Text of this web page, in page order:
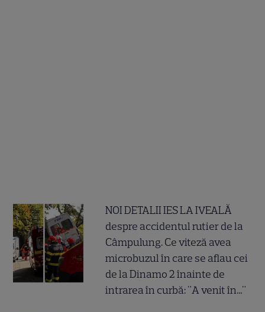
NOI DETALII IES LA IVEALĂ
despre accidentul rutier de la
Câmpulung. Ce viteză avea
microbuzul în care se aflau cei
de la Dinamo 2 înainte de
intrarea în curbă: "A venit în..."